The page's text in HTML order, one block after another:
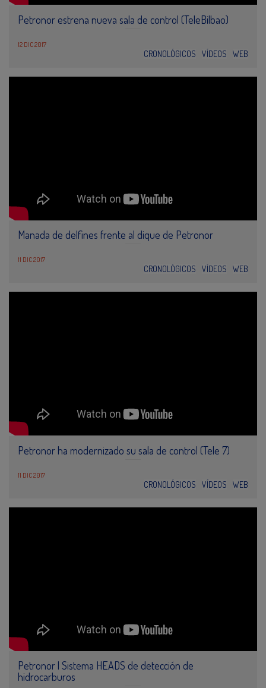
Petronor estrena nueva sala de control (TeleBilbao)
12 DIC 2017
CRONOLÓGICOS VÍDEOS WEB
Manada de delfines frente al dique de Petronor
11 DIC 2017
CRONOLÓGICOS VÍDEOS WEB
Petronor ha modernizado su sala de control (Tele 7)
11 DIC 2017
CRONOLÓGICOS VÍDEOS WEB
Petronor | Sistema HEADS de detección de
hidrocarburos